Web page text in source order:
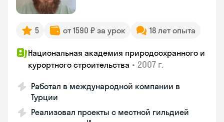
5 от 1590 ₽ за урок 18 лет опыта
Национальная академия природоохранного и
курортного строительства • 2007 г.
Работал в международной компании в
Турции
Реализовал проекты с местной гильдией